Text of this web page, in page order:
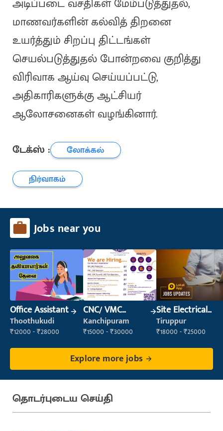
அடிப்படை வசதிகள் மேம்படுத்துதல்,
மாணவர்களின் கல்வித் திறனை
உயர்த்தும் சிறப்பு திட்டங்கள்
செயல்படுத்துதல் போன்றவை குறித்து
விரிவாக ஆய்வு செய்யப்பட்டு,
அதிகாரிகளுக்கு ஆட்சியர்
ஆலோசனைகள் வழங்கினார்.
டேக்ஸ் :
லோக்கல்
நிர்வாகம்
Jobs near you
Office Assistant
Thoothukudi
₹12000 - ₹28000
CNC/ VMC
Operator
Kanchipuram
₹15000 - ₹30000
Site Electrical
Engineer
Tiruppur
₹18000 - ₹25000
Explore more jobs
தொடர்புடைய செய்தி